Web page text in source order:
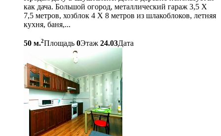
как дача. Большой огород, металлический гараж 3,5 Х
7,5 метров, хозблок 4 Х 8 метров из шлакоблоков, летняя
кухня, баня,...
50 м.2Площадь 0Этаж 24.03Дата